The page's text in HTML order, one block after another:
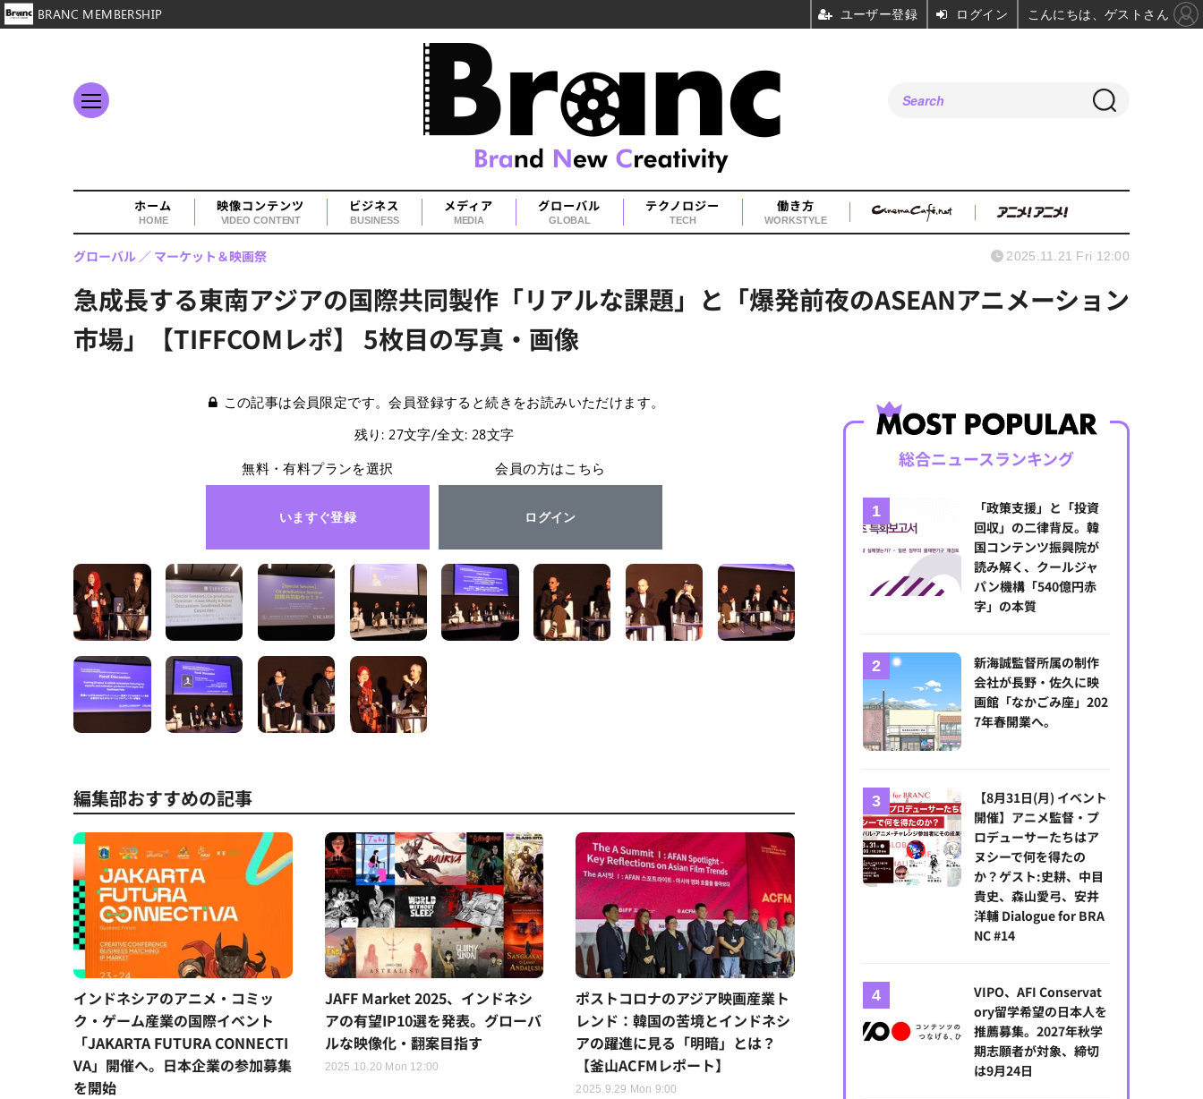
ホーム
HOME
映像コンテンツ
VIDEO CONTENT
ビジネス
BUSINESS
メディア
MEDIA
グローバル
GLOBAL
テクノロジー
TECH
働き方
WORKSTYLE
急成長する東南アジアの国際共同製作「リアルな課題」と「爆発前夜のASEANアニメーション
市場」【TIFFCOMレポ】 5枚目の写真・画像
グローバル マーケット＆映画祭 2025.11.21 Fri 12:00
この記事は会員限定です。会員登録すると続きをお読みいただけます。
残り: 27文字/全文: 28文字
無料・有料プランを選択
いますぐ登録
会員の方はこちら
ログイン
編集部おすすめの記事
インドネシアのアニメ・コミッ
ク・ゲーム産業の国際イベント
「JAKARTA FUTURA CONNECTI
VA」開催へ。日本企業の参加募集
を開始
JAFF Market 2025、インドネシ
アの有望IP10選を発表。グローバ
ルな映像化・翻案目指す
2025.10.20 Mon 12:00
ポストコロナのアジア映画産業ト
レンド：韓国の苦境とインドネシ
アの躍進に見る「明暗」とは？
【釜山ACFMレポート】
2025.9.29 Mon 9:00
総合ニュースランキング
「政策支援」と「投資
回収」の二律背反。韓
国コンテンツ振興院が
読み解く、クールジャ
パン機構「540億円赤
字」の本質
新海誠監督所属の制作
会社が長野・佐久に映
画館「なかごみ座」202
7年春開業へ。
【8月31日(月) イベント
開催】アニメ監督・プ
ロデューサーたちはア
ヌシーで何を得たの
か？ゲスト:史耕、中目
貴史、森山愛弓、安井
洋輔 Dialogue for BRA
NC #14
VIPO、AFI Conservat
ory留学希望の日本人を
推薦募集。2027年秋学
期志願者が対象、締切
は9月24日
BRANC MEMBERSHIP ユーザー登録 ログイン こんにちは、ゲストさん